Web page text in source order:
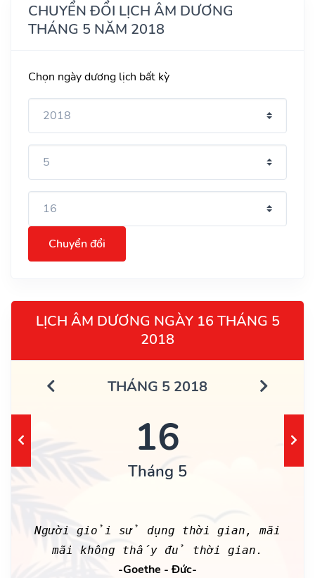
CHUYỂN ĐỔI LỊCH ÂM DƯƠNG
THÁNG 5 NĂM 2018
Chọn ngày dương lịch bất kỳ
Chuyển đổi
LỊCH ÂM DƯƠNG NGÀY 16 THÁNG 5
2018
THÁNG 5 2018
16
Tháng 5
Người giỏi sử dụng thời gian, mãi
mãi không thấy đủ thời gian.
-Goethe - Đức-